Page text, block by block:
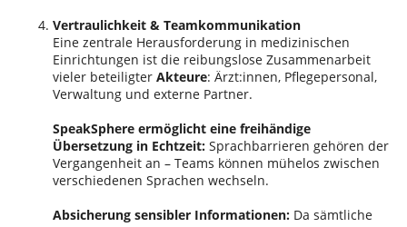
Vertraulichkeit & Teamkommunikation
Eine zentrale Herausforderung in medizinischen
Einrichtungen ist die reibungslose Zusammenarbeit
vieler beteiligter Akteure: Ärzt:innen, Pflegepersonal,
Verwaltung und externe Partner.
SpeakSphere ermöglicht eine freihändige
Übersetzung in Echtzeit: Sprachbarrieren gehören der
Vergangenheit an – Teams können mühelos zwischen
verschiedenen Sprachen wechseln.
Absicherung sensibler Informationen:Da sämtliche